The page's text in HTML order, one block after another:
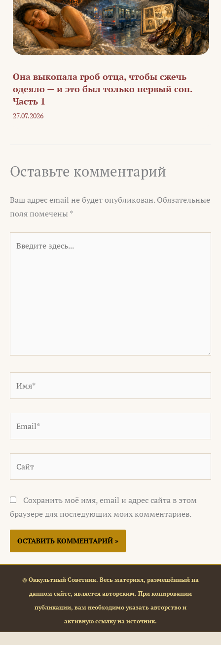
Она выкопала гроб отца, чтобы сжечь
одеяло — и это был только первый сон.
Часть 1
27.07.2026
Оставьте комментарий
Ваш адрес email не будет опубликован. Обязательные
поля помечены *
здесь...
Сохранить моё имя, email и адрес сайта в этом
браузере для последующих моих комментариев.
© Оккультный Советник. Весь материал, размещённый на
данном сайте, является авторским. При копировании
публикации, вам необходимо указать авторство и
активную ссылку на источник.